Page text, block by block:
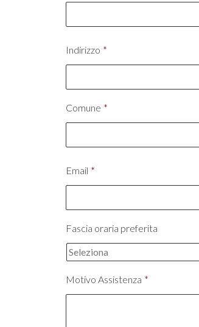
Indirizzo *
Comune *
Email *
Fascia oraria preferita
Motivo Assistenza *